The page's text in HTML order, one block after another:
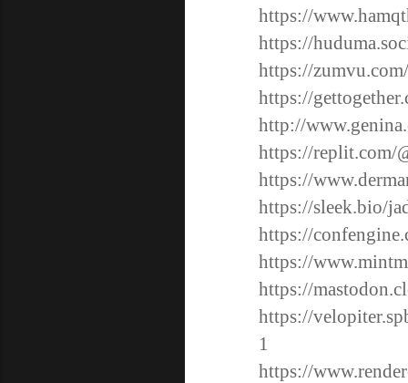
https://
https://
https://
https://
http://
https://replit.com/
https://
https://sleek.bio/
https://
https://
https://
https://
1
https://